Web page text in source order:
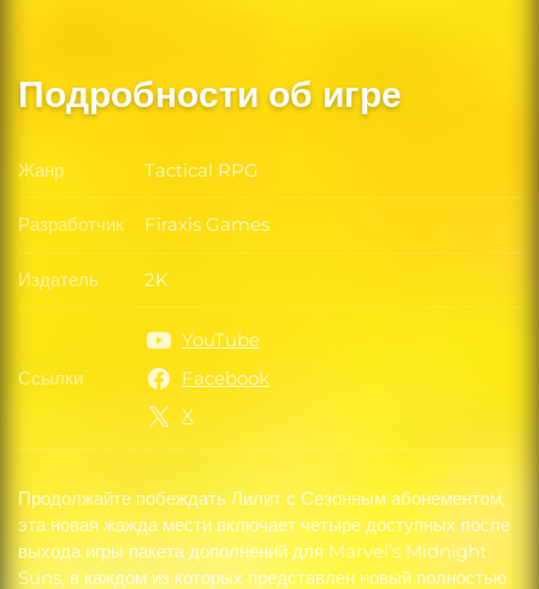
Подробности об игре
Продолжайте побеждать Лилит с Сезонным абонементом,
эта новая жажда мести включает четыре доступных после
выхода игры пакета дополнений для Marvel’s Midnight
Suns, в каждом из которых представлен новый полностью
Жанр Жанр
Tactical RPG
Разработчик Разработчик
Firaxis Games
Издатель Издатель
2K
Ссылки Ссылки
YouTube
Facebook
X